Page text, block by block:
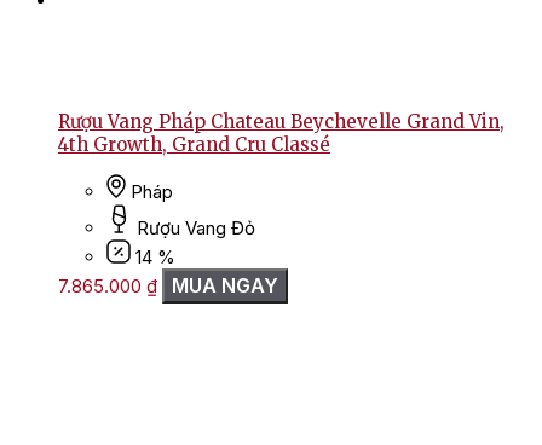
Rượu Vang Pháp Chateau Beychevelle Grand Vin,
4th Growth, Grand Cru Classé
Pháp
Rượu Vang Đỏ
14 %
7.865.000 ₫ MUA NGAY